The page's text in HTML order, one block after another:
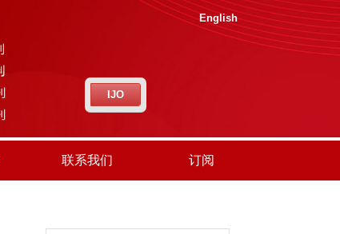
English
IJO
联系我们 订阅